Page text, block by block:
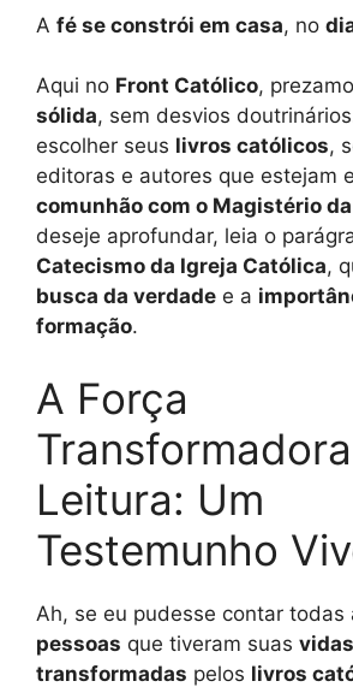
A fé se constrói em casa, no
Aqui no Front Católico,
sólida, sem desvios
escolher seus livros católicos,
editoras e autores que estejam
comunhão com o Magistério
deseje aprofundar, leia o
Catecismo da Igreja Católica,
busca da verdade e a
formação.
A Força
Leitura: Um
Testemunho
Ah, se eu pudesse contar todas
pessoas que tiveram suas vidas
transformadas pelos livros